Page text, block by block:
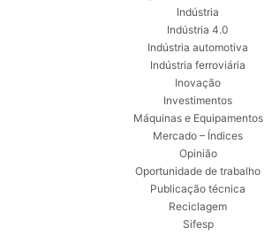
Indústria
Indústria 4.0
Indústria automotiva
Indústria ferroviária
Inovação
Investimentos
Máquinas e Equipamentos
Mercado – Índices
Opinião
Oportunidade de trabalho
Publicação técnica
Reciclagem
Sifesp